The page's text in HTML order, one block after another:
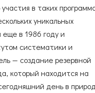
в таких
уникальных
в 1986 году и
систематики и
— создание резервной
который находится на
день в